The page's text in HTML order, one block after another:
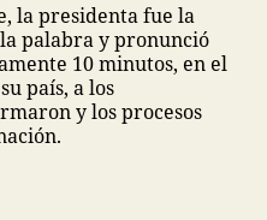
la presidenta fue la
palabra y pronunció
10 minutos, en el
país, a los
y los procesos